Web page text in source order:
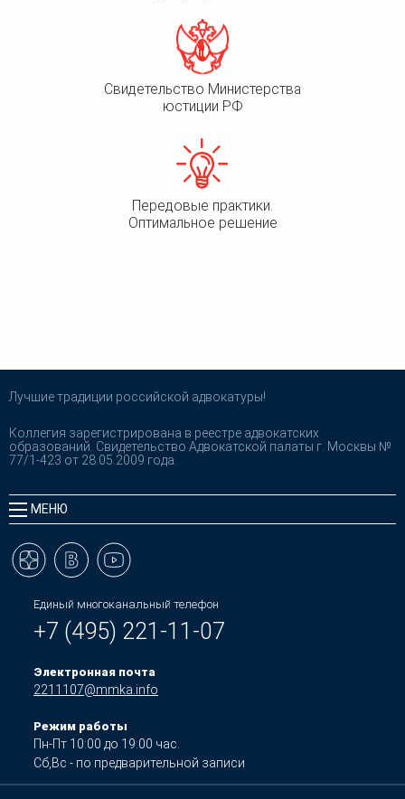
Свидетельство Министерства
юстиции РФ
Передовые практики.
Оптимальное решение
Лучшие традиции российской адвокатуры!
Коллегия зарегистрирована в реестре адвокатских
образований. Свидетельство Адвокатской палаты г. Москвы №
77/1-423 от 28.05.2009 года.
МЕНЮ
Единый многоканальный телефон
+7 (495) 221-11-07
Электронная почта
2211107@mmka.info
Режим работы
Пн-Пт 10:00 до 19:00 час.
Сб,Вс - по предварительной записи